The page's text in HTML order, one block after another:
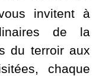
invitent à
de la
du terroir aux
chaque